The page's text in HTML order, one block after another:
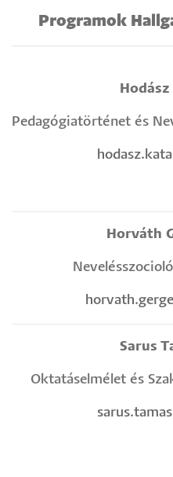
Programok
Pedagógiatörténet és
Horváth
Sarus
Oktatáselmélet és